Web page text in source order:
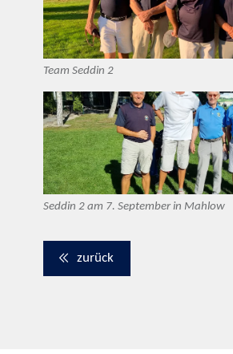
Team Seddin 2
Seddin 2 am 7. September in Mahlow
zurück